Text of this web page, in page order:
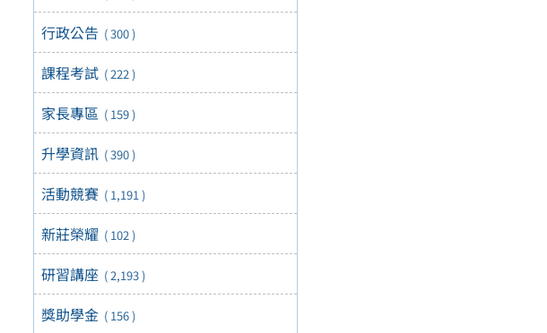
行政公告 ( 300 )
課程考試 ( 222 )
家長專區 ( 159 )
升學資訊 ( 390 )
活動競賽 ( 1,191 )
新莊榮耀 ( 102 )
研習講座 ( 2,193 )
獎助學金 ( 156 )